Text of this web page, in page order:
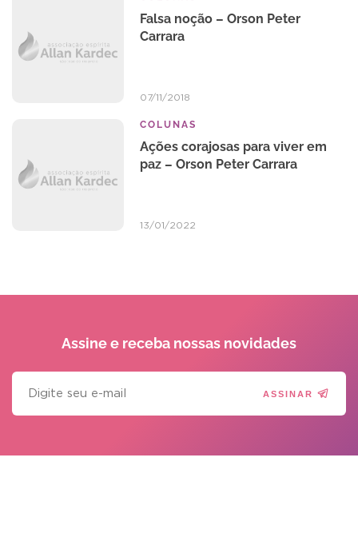
Falsa noção – Orson Peter
Carrara
07/11/2018
COLUNAS
Ações corajosas para viver em
paz – Orson Peter Carrara
13/01/2022
Assine e receba nossas novidades
ASSINAR